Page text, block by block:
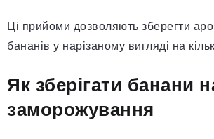
Ці прийоми дозволяють зберегти
бананів у нарізаному вигляді на
Як зберігати банани
заморожування